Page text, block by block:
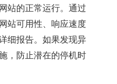
站的正常运行。通过
站可用性、响应速度
细报告。如果发现异
，防止潜在的停机时